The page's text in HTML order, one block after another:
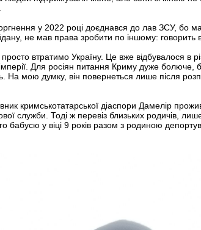
у 2022 році доєднався до лав ЗСУ, бо
не мав права зробити по іншому: говорить
втратимо Україну. Це вже відбувалося в
Для росіян питання Криму дуже болюче,
На мою думку, він повернеться лише після
кримськотатарської діаспори Дамелір
служби. Тоді ж перевіз близьких родичів,
бабусю у віці 9 років разом з родиною